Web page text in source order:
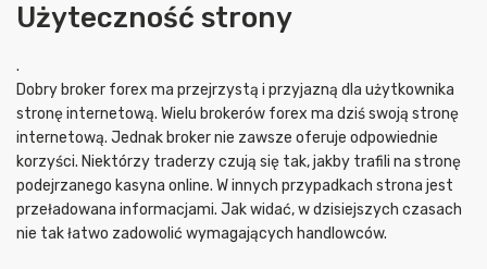
Użyteczność strony
.
Dobry broker forex ma przejrzystą i przyjazną dla użytkownika
stronę internetową. Wielu brokerów forex ma dziś swoją stronę
internetową. Jednak broker nie zawsze oferuje odpowiednie
korzyści. Niektórzy traderzy czują się tak, jakby trafili na stronę
podejrzanego kasyna online. W innych przypadkach strona jest
przeładowana informacjami. Jak widać, w dzisiejszych czasach
nie tak łatwo zadowolić wymagających handlowców.